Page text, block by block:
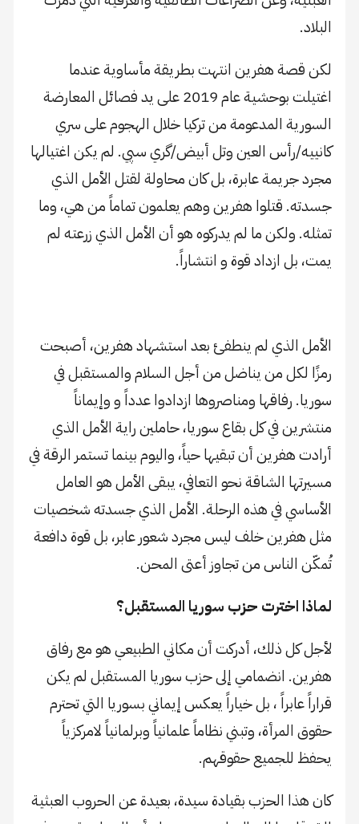
البلاد.
لكن قصة هفرين انتهت بطريقة مأساوية عندما
اغتيلت بوحشية عام 2019 على يد فصائل المعارضة
السورية المدعومة من تركيا خلال الهجوم على سري
كانييه/رأس العين وتل أبيض/گري سپي. لم يكن اغتيالها
مجرد جريمة عابرة، بل كان محاولة لقتل الأمل الذي
جسدته. قتلوا هفرين وهم يعلمون تماماً من هي، وما
تمثله. ولكن ما لم يدركوه هو أن الأمل الذي زرعته لم
يمت، بل ازداد قوة و انتشاراً.
الأمل الذي لم ينطفئ بعد استشهاد هفرين، أصبحت
رمزًا لكل من يناضل من أجل السلام والمستقبل في
سوريا. رفاقها ومناصروها ازدادوا عدداً و وإيماناً
منتشرين في كل بقاع سوريا، حاملين راية الأمل الذي
أرادت هفرين أن تبقيها حياً، واليوم بينما تستمر الرقة في
مسيرتها الشاقة نحو التعافي، يبقى الأمل هو العامل
الأساسي في هذه الرحلة. الأمل الذي جسدته شخصيات
مثل هفرين خلف ليس مجرد شعور عابر، بل قوة دافعة
تُمكّن الناس من تجاوز أعتى المحن.
لماذا اخترت حزب سوريا المستقبل؟
لأجل كل ذلك، أدركت أن مكاني الطبيعي هو مع رفاق
هفرين. انضمامي إلى حزب سوريا المستقبل لم يكن
قراراً عابراً ، بل خياراً يعكس إيماني بسوريا التي تحترم
حقوق المرأة، وتبني نظاماً علمانياً وبرلمانياً لامركزياً
يحفظ للجميع حقوقهم.
كان هذا الحزب بقيادة سيدة، بعيدة عن الحروب العبثية